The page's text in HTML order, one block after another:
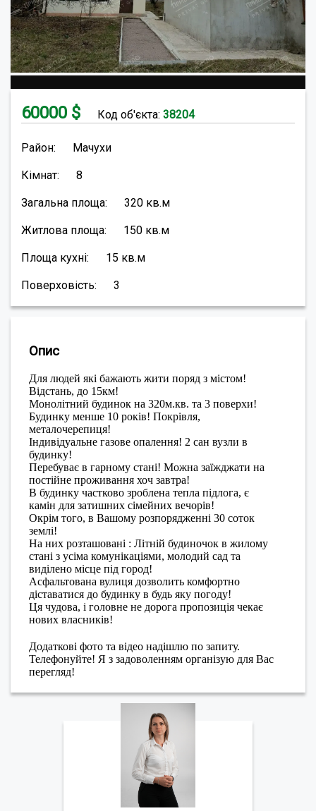
60000 $ Код об'єкта: 38204
Район: Мачухи
Кімнат: 8
Загальна площа: 320 кв.м
Житлова площа: 150 кв.м
Площа кухні: 15 кв.м
Поверховість: 3
Опис
Для людей які бажають жити поряд з містом!
Відстань, до 15км!
Монолітний будинок на 320м.кв. та 3 поверхи!
Будинку менше 10 років! Покрівля,
металочерепиця!
Індивідуальне газове опалення! 2 сан вузли в
будинку!
Перебуває в гарному стані! Можна заїжджати на
постійне проживання хоч завтра!
В будинку частково зроблена тепла підлога, є
камін для затишних сімейних вечорів!
Окрім того, в Вашому розпорядженні 30 соток
землі!
На них розташовані : Літній будиночок в жилому
стані з усіма комунікаціями, молодий сад та
виділено місце під город!
Асфальтована вулиця дозволить комфортно
діставатися до будинку в будь яку погоду!
Ця чудова, і головне не дорога пропозиція чекає
нових власників!
Додаткові фото та відео надішлю по запиту.
Телефонуйте! Я з задоволенням організую для Вас
перегляд!